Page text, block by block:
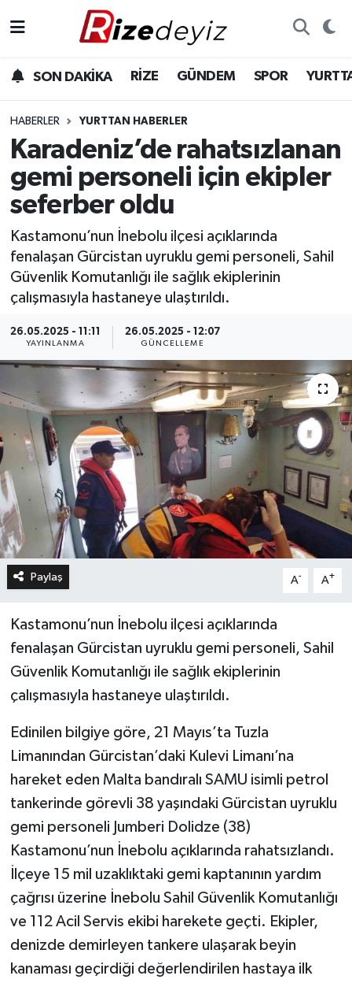
SON DAKİKA RİZE GÜNDEM SPOR
HABERLER YURTTAN HABERLER
Karadeniz’de rahatsızlanan
gemi personeli için ekipler
seferber oldu
Kastamonu’nun İnebolu ilçesi açıklarında
fenalaşan Gürcistan uyruklu gemi personeli, Sahil
Güvenlik Komutanlığı ile sağlık ekiplerinin
çalışmasıyla hastaneye ulaştırıldı.
26.05.2025 - 11:11
YAYINLANMA
26.05.2025 - 12:07
GÜNCELLEME
Paylaş A- A+
Kastamonu’nun İnebolu ilçesi açıklarında
fenalaşan Gürcistan uyruklu gemi personeli, Sahil
Güvenlik Komutanlığı ile sağlık ekiplerinin
çalışmasıyla hastaneye ulaştırıldı.
Edinilen bilgiye göre, 21 Mayıs’ta Tuzla
Limanından Gürcistan’daki Kulevi Limanı’na
hareket eden Malta bandıralı SAMU isimli petrol
tankerinde görevli 38 yaşındaki Gürcistan uyruklu
gemi personeli Jumberi Dolidze (38)
Kastamonu’nun İnebolu açıklarında rahatsızlandı.
İlçeye 15 mil uzaklıktaki gemi kaptanının yardım
çağrısı üzerine İnebolu Sahil Güvenlik Komutanlığı
ve 112 Acil Servis ekibi harekete geçti. Ekipler,
denizde demirleyen tankere ulaşarak beyin
kanaması geçirdiği değerlendirilen hastaya ilk
Gündem
Yurttan Haberler
Ekonomi
Sağlık
Rize Hava Durumu
Rize Trafik Yoğunluk Haritası
Süper Lig Puan Durumu ve Fikstür
Son Dakika Haberleri
Haber Arşivi